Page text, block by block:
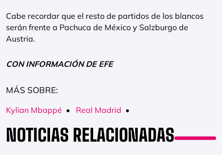
Cabe recordar que el resto de partidos de los blancos
serán frente a Pachuca de México y Salzburgo de
Austria.
CON INFORMACIÓN DE EFE
MÁS SOBRE:
Kylian Mbappé • Real Madrid •
NOTICIAS RELACIONADAS